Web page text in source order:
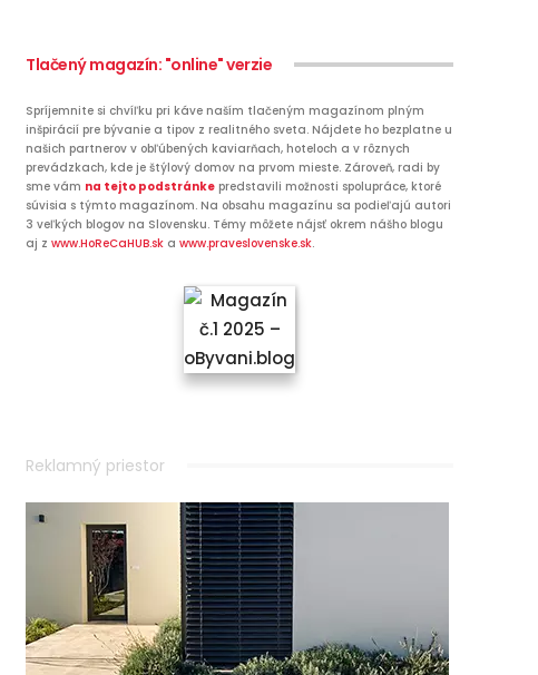
Tlačený magazín: "online" verzie
Spríjemnite si chvíľku pri káve naším tlačeným magazínom plným
inšpirácií pre bývanie a tipov z realitného sveta. Nájdete ho bezplatne u
našich partnerov v obľúbených kaviarňach, hoteloch a v rôznych
prevádzkach, kde je štýlový domov na prvom mieste. Zároveň, radi by
sme vám na tejto podstránke predstavili možnosti spolupráce, ktoré
súvisia s týmto magazínom. Na obsahu magazínu sa podieľajú autori
3 veľkých blogov na Slovensku. Témy môžete nájsť okrem nášho blogu
aj z www.HoReCaHUB.sk a www.praveslovenske.sk.
Reklamný priestor